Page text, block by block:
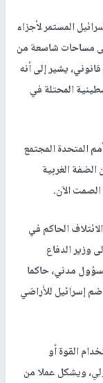
المستمر لأجزاء
مساحات شاسعة من
يشير إلى أنه
المحتلة في
حث 46 خبيرا من الأمم المتحدة المجتمع
الغربية
الصمت الآن.
الحاكم في
وزير الدفاع
مدني، حاكما
إسرائيل للأراضي
القوة أو
ويشكل عملا من